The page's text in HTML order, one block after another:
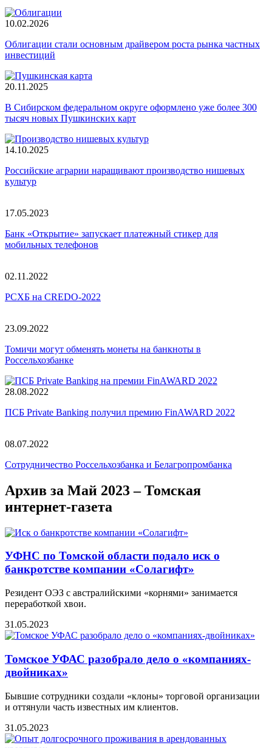
10.02.2026
Облигации стали основным драйвером роста рынка частных
инвестиций
20.11.2025
В Сибирском федеральном округе оформлено уже более 300
тысяч новых Пушкинских карт
14.10.2025
Российские аграрии наращивают производство нишевых
культур
17.05.2023
Банк «Открытие» запускает платежный стикер для
мобильных телефонов
02.11.2022
РСХБ на CREDO-2022
23.09.2022
Томичи могут обменять монеты на банкноты в
Россельхозбанке
28.08.2022
ПСБ Private Banking получил премию FinAWARD 2022
08.07.2022
Сотрудничество Россельхозбанка и Белагропромбанка
Архив за Май 2023 – Томская
интернет-газета
УФНС по Томской области подало иск о
банкротстве компании «Солагифт»
Резидент ОЭЗ с австралийскими «корнями» занимается
переработкой хвои.
31.05.2023
Томское УФАС разобрало дело о «компаниях-
двойниках»
Бывшие сотрудники создали «клоны» торговой организации
и оттянули часть известных им клиентов.
31.05.2023